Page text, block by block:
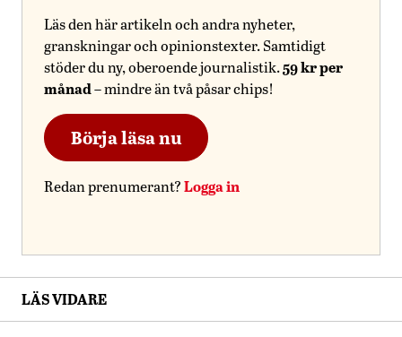
Läs den här artikeln och andra nyheter,
granskningar och opinionstexter. Samtidigt
stöder du ny, oberoende journalistik.59 kr per
månad– mindre än två påsar chips!
Börja läsa nu
Redan prenumerant?Logga in
LÄS VIDARE